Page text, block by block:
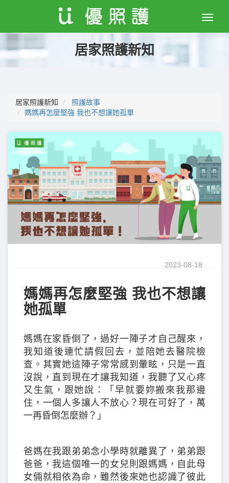
Toggle
居家照護新知
居家照護新知
照護故事
媽媽再怎麼堅強 我也不想讓她孤單
2023-08-18
媽媽再怎麼堅強 我也不想讓
她孤單
媽媽在家昏倒了，過好一陣子才自己醒來，
我知道後連忙請假回去，並陪她去醫院檢
查。其實她這陣子常常感到暈眩，只是一直
沒說，直到現在才讓我知道，我聽了又心疼
又生氣，跟她說：「早就要妳搬來我那邊
住，一個人多讓人不放心？現在可好了，萬
一再昏倒怎麼辦？」
爸媽在我跟弟弟念小學時就離異了，弟弟跟
爸爸，我這個唯一的女兒則跟媽媽，自此母
女倆就相依為命，雖然後來她也認識了彼此